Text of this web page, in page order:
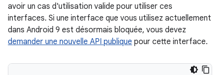
avoir un cas d'utilisation valide pour utiliser ces
interfaces. Si une interface que vous utilisez actuellement
dans Android 9 est désormais bloquée, vous devez
demander une nouvelle API publique pour cette interface.